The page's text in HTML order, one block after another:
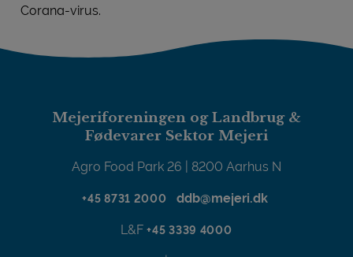
Corana-virus.
Mejeriforeningen og Landbrug &
Fødevarer Sektor Mejeri
Agro Food Park 26 | 8200 Aarhus N
+45 8731 2000 ddb@mejeri.dk
L&F+45 3339 4000